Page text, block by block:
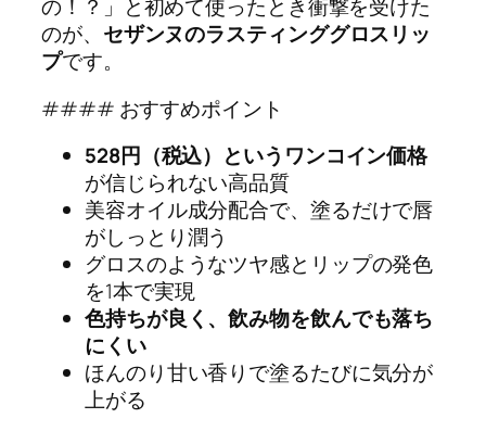
の！？」と初めて使ったとき衝撃を受けた
のが、 セザンヌのラスティンググロスリッ
プです。
#### おすすめポイント
528円（税込）というワンコイン価格
が信じられない高品質
美容オイル成分配合で、塗るだけで唇
がしっとり潤う
グロスのようなツヤ感とリップの発色
を1本で実現
色持ちが良く、飲み物を飲んでも落ち
にくい
ほんのり甘い香りで塗るたびに気分が
上がる